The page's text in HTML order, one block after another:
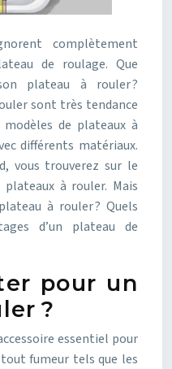
complètement
de roulage. Que
plateau à rouler ?
sont très tendance
de plateaux à
différents matériaux.
vous trouverez sur le
à rouler. Mais
à rouler ? Quels
d’un plateau de
pour un
?
essentiel pour
fumeur tels que les